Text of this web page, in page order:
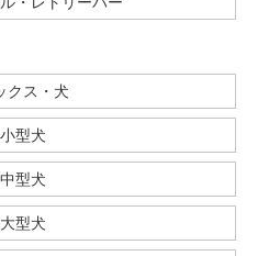
クス・犬
小型犬
中型犬
大型犬